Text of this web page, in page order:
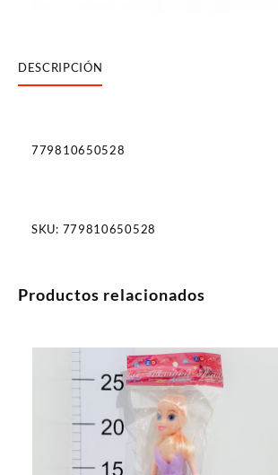
DESCRIPCIÓN
779810650528
SKU: 779810650528
Productos relacionados